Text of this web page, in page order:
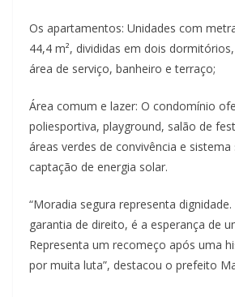
Os apartamentos: Unidades com
44,4 m², divididas em dois
área de serviço, banheiro e terraço;
Área comum e lazer: O condomínio
poliesportiva, playground, salão de
áreas verdes de convivência e
captação de energia solar.
“Moradia segura representa
garantia de direito, é a esperança de
Representa um recomeço após uma
por muita luta”, destacou o prefeito